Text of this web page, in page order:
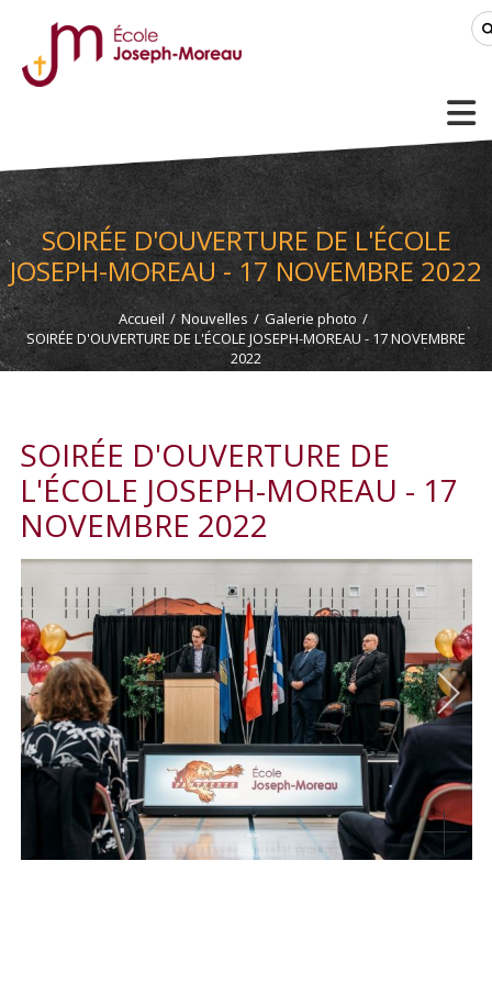
SOIRÉE D'OUVERTURE DE L'ÉCOLE
JOSEPH-MOREAU - 17 NOVEMBRE 2022
Accueil / Nouvelles / Galerie photo /
SOIRÉE D'OUVERTURE DE L'ÉCOLE JOSEPH-MOREAU - 17 NOVEMBRE
2022
SOIRÉE D'OUVERTURE DE
L'ÉCOLE JOSEPH-MOREAU - 17
NOVEMBRE 2022